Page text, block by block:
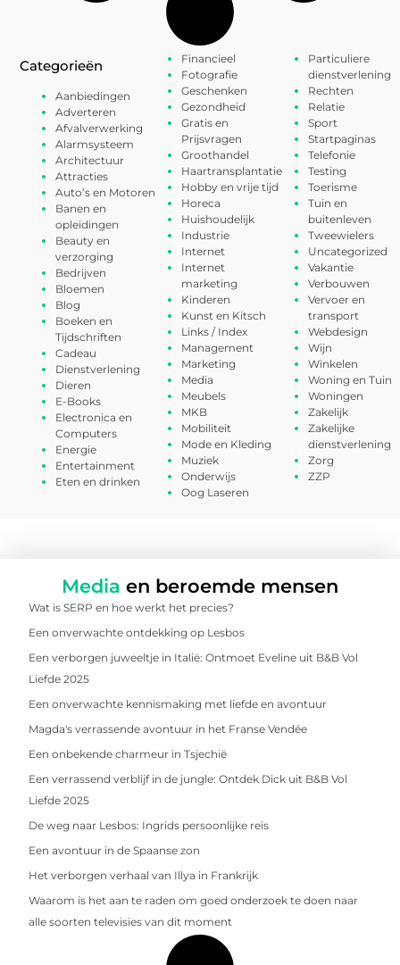
Categorieën
Aanbiedingen
Adverteren
Afvalverwerking
Alarmsysteem
Architectuur
Attracties
Auto’s en Motoren
Banen en
opleidingen
Beauty en
verzorging
Bedrijven
Bloemen
Blog
Boeken en
Tijdschriften
Cadeau
Dienstverlening
Dieren
E-Books
Electronica en
Computers
Energie
Entertainment
Eten en drinken
Financieel
Fotografie
Geschenken
Gezondheid
Gratis en
Prijsvragen
Groothandel
Haartransplantatie
Hobby en vrije tijd
Horeca
Huishoudelijk
Industrie
Internet
Internet
marketing
Kinderen
Kunst en Kitsch
Links / Index
Management
Marketing
Media
Meubels
MKB
Mobiliteit
Mode en Kleding
Muziek
Onderwijs
Oog Laseren
Particuliere
dienstverlening
Rechten
Relatie
Sport
Startpaginas
Telefonie
Testing
Toerisme
Tuin en
buitenleven
Tweewielers
Uncategorized
Vakantie
Verbouwen
Vervoer en
transport
Webdesign
Wijn
Winkelen
Woning en Tuin
Woningen
Zakelijk
Zakelijke
dienstverlening
Zorg
ZZP
Media en beroemde mensen
Wat is SERP en hoe werkt het precies?
Een onverwachte ontdekking op Lesbos
Een verborgen juweeltje in Italië: Ontmoet Eveline uit B&B Vol
Liefde 2025
Een onverwachte kennismaking met liefde en avontuur
Magda's verrassende avontuur in het Franse Vendée
Een onbekende charmeur in Tsjechië
Een verrassend verblijf in de jungle: Ontdek Dick uit B&B Vol
Liefde 2025
De weg naar Lesbos: Ingrids persoonlijke reis
Een avontuur in de Spaanse zon
Het verborgen verhaal van Illya in Frankrijk
Waarom is het aan te raden om goed onderzoek te doen naar
alle soorten televisies van dit moment